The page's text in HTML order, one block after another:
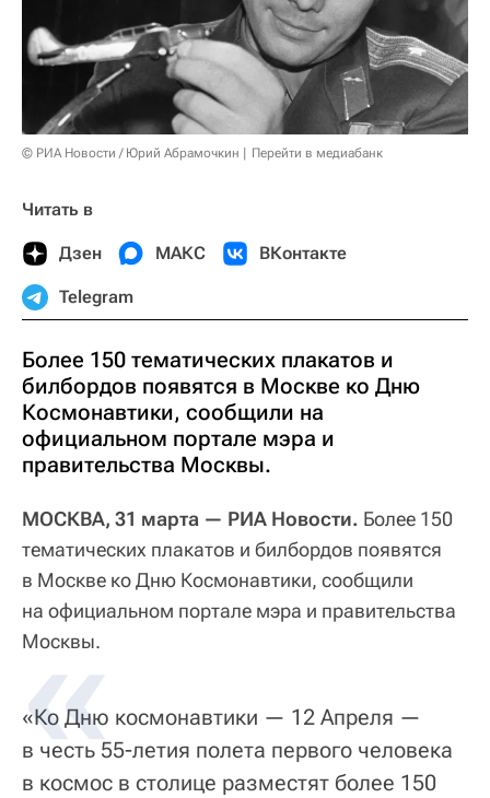
© РИА Новости / Юрий Абрамочкин Перейти в медиабанк
Читать в
Дзен МАКС ВКонтакте
Telegram
Более 150 тематических плакатов и
билбордов появятся в Москве ко Дню
Космонавтики, сообщили на
официальном портале мэра и
правительства Москвы.
МОСКВА, 31 марта — РИА Новости. Более 150
тематических плакатов и билбордов появятся
в Москве ко Дню Космонавтики, сообщили
на официальном портале мэра и правительства
Москвы.
«Ко Дню космонавтики — 12 Апреля —
в честь 55-летия полета первого человека
в космос в столице разместят более 150